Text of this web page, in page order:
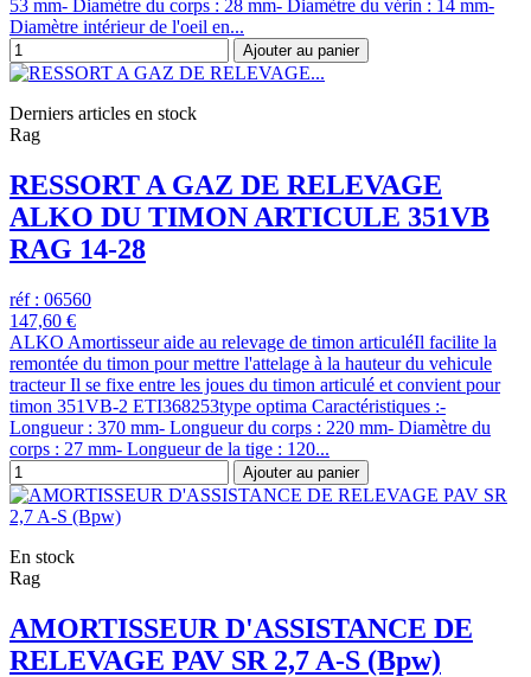
53 mm- Diamètre du corps : 28 mm- Diamètre du vérin : 14 mm-
Diamètre intérieur de l'oeil en...
Ajouter au panier
Derniers articles en stock
Rag
RESSORT A GAZ DE RELEVAGE
ALKO DU TIMON ARTICULE 351VB
RAG 14-28
réf : 06560
147,60 €
ALKO Amortisseur aide au relevage de timon articuléIl facilite la
remontée du timon pour mettre l'attelage à la hauteur du vehicule
tracteur Il se fixe entre les joues du timon articulé et convient pour
timon 351VB-2 ETI368253type optima Caractéristiques :-
Longueur : 370 mm- Longueur du corps : 220 mm- Diamètre du
corps : 27 mm- Longueur de la tige : 120...
Ajouter au panier
En stock
Rag
AMORTISSEUR D'ASSISTANCE DE
RELEVAGE PAV SR 2,7 A-S (Bpw)